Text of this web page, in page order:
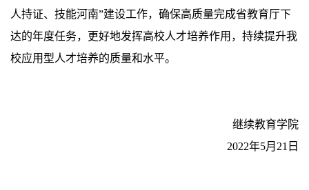
人持证、技能河南”建设工作，确保高质量完成省教育厅下
达的年度任务，更好地发挥高校人才培养作用，持续提升我
校应用型人才培养的质量和水平。
继续教育学院
2022年5月21日